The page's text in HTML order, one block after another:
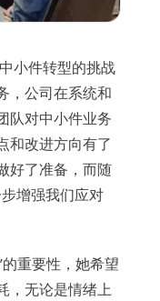
小件转型的挑战
，公司在系统和
队对中小件业务
和改进方向有了
好了准备，而随
增强我们应对
重要性，她希望
，无论是情绪上